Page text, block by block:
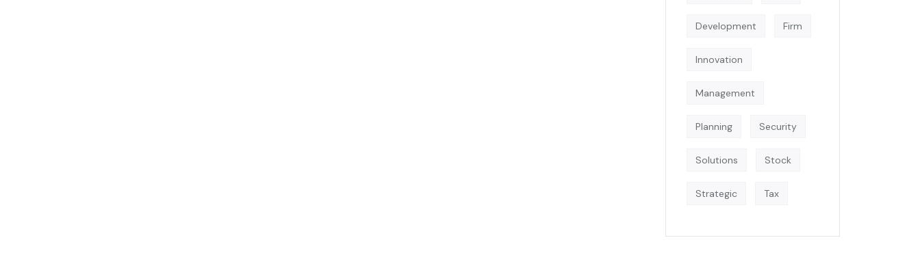
Development Firm
Innovation
Management
Planning Security
Solutions Stock
Strategic Tax